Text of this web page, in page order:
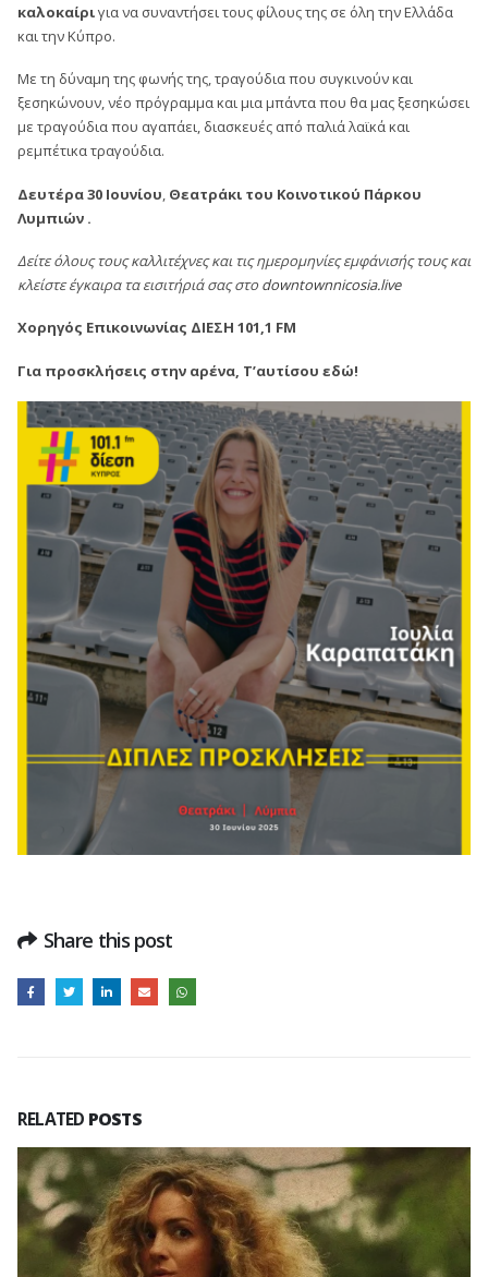
καλοκαίριγια να συναντήσει τους φίλους της σε όλη την Ελλάδα
και την Κύπρο.
Με τη δύναμη της φωνής της, τραγούδια που συγκινούν και
ξεσηκώνουν, νέο πρόγραμμα και μια μπάντα που θα μας ξεσηκώσει
με τραγούδια που αγαπάει, διασκευές από παλιά λαϊκά και
ρεμπέτικα τραγούδια.
Δευτέρα 30 Ιουνίου, Θεατράκι του Κοινοτικού Πάρκου
Λυμπιών .
Δείτε όλους τους καλλιτέχνες και τις ημερομηνίες εμφάνισής τους και
κλείστε έγκαιρα τα εισιτήριά σας στο downtownnicosia.live
Χορηγός Επικοινωνίας ΔΙΕΣΗ 101,1 FM
Για προσκλήσεις στην αρένα, Τ’αυτίσου εδώ!
Share this post
RELATED POSTS